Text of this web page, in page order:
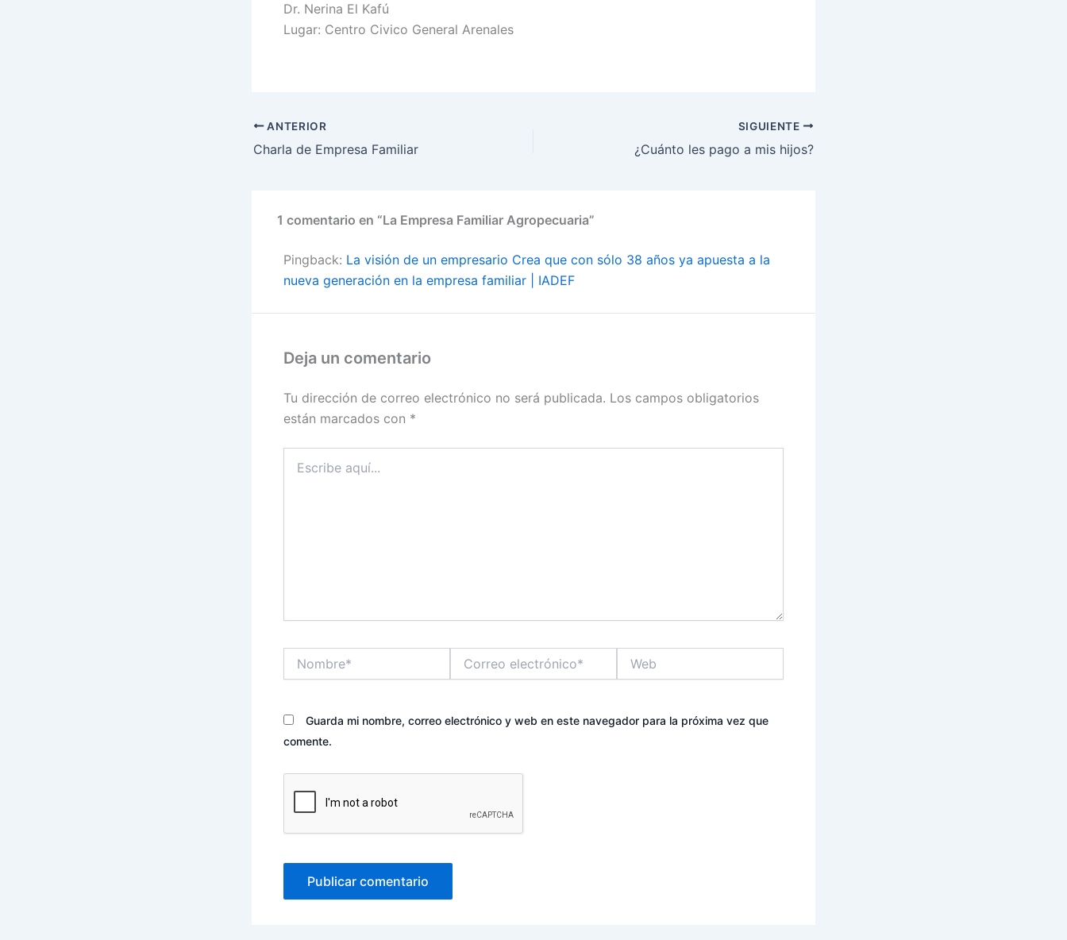
Dr. Nerina El Kafú
Lugar: Centro Civico General Arenales
ANTERIOR
Charla de Empresa Familiar
SIGUIENTE
¿Cuánto les pago a mis hijos?
1 comentario en “La Empresa Familiar Agropecuaria”
Pingback: La visión de un empresario Crea que con sólo 38 años ya apuesta a la
nueva generación en la empresa familiar | IADEF
Deja un comentario
Tu dirección de correo electrónico no será publicada. Los campos obligatorios
están marcados con *
aquí...
electrónico*
Guarda mi nombre, correo electrónico y web en este navegador para la próxima vez que
comente.